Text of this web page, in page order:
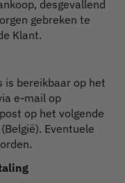
desgevallend
gebreken te
Klant.
is bereikbaar op het
e-mail op
op het volgende
Eventuele